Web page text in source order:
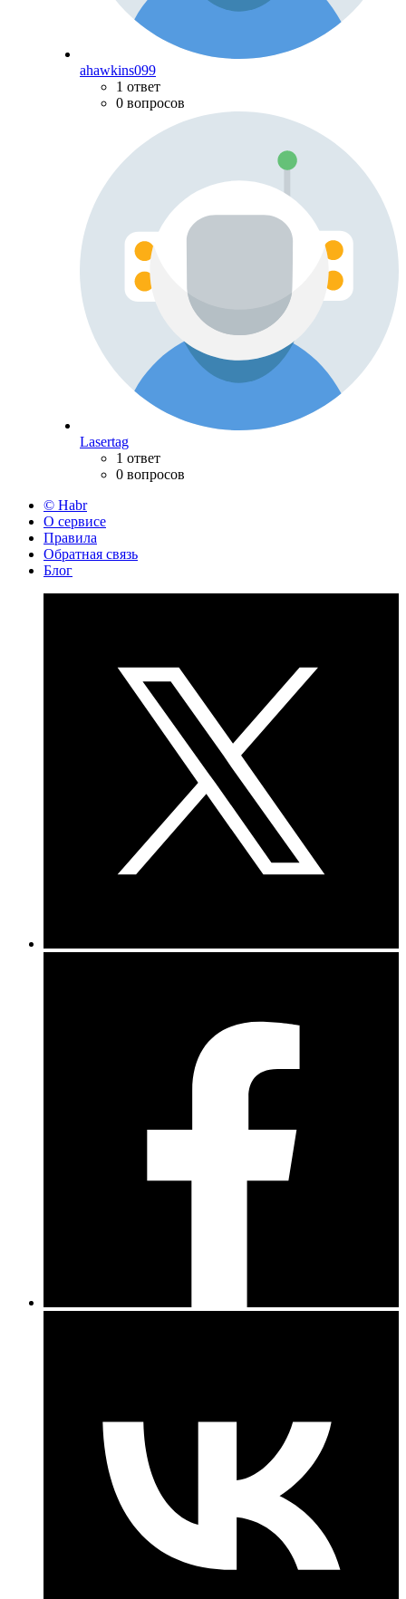
ahawkins099
1 ответ
0 вопросов
Lasertag
1 ответ
0 вопросов
© Habr
О сервисе
Правила
Обратная связь
Блог